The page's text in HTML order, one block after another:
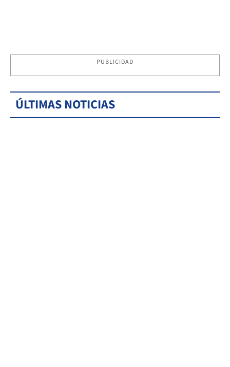
PUBLICIDAD
ÚLTIMAS NOTICIAS